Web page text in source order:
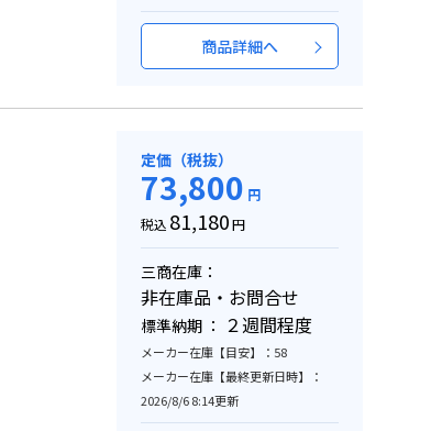
商品詳細へ
定価（税抜）
73,800 円
税込 81,180円
三商在庫：
非在庫品・お問合せ
標準納期 ： ２週間程度
メーカー在庫【目安】：58
メーカー在庫【最終更新日時】：
2026/8/6 8:14更新